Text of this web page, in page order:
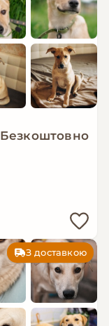
Безкоштовно
З доставкою